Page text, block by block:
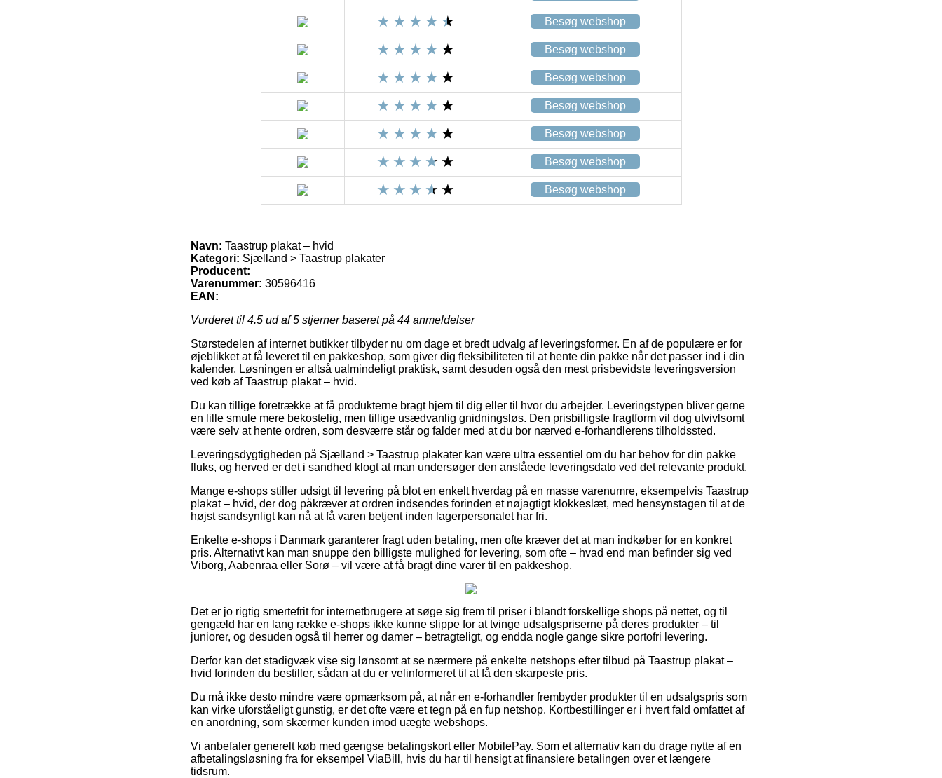
Besøg webshop
Besøg webshop
Besøg webshop
Besøg webshop
Besøg webshop
Besøg webshop
Besøg webshop
Navn: Taastrup plakat – hvid
Kategori: Sjælland > Taastrup plakater
Producent:
Varenummer: 30596416
EAN:
Vurderet til 4.5 ud af 5 stjerner baseret på 44 anmeldelser
Størstedelen af internet butikker tilbyder nu om dage et bredt udvalg af leveringsformer. En af de populære er for
øjeblikket at få leveret til en pakkeshop, som giver dig fleksibiliteten til at hente din pakke når det passer ind i din
kalender. Løsningen er altså ualmindeligt praktisk, samt desuden også den mest prisbevidste leveringsversion
ved køb af Taastrup plakat – hvid.
Du kan tillige foretrække at få produkterne bragt hjem til dig eller til hvor du arbejder. Leveringstypen bliver gerne
en lille smule mere bekostelig, men tillige usædvanlig gnidningsløs. Den prisbilligste fragtform vil dog utvivlsomt
være selv at hente ordren, som desværre står og falder med at du bor nærved e-forhandlerens tilholdssted.
Leveringsdygtigheden på Sjælland > Taastrup plakater kan være ultra essentiel om du har behov for din pakke
fluks, og herved er det i sandhed klogt at man undersøger den anslåede leveringsdato ved det relevante produkt.
Mange e-shops stiller udsigt til levering på blot en enkelt hverdag på en masse varenumre, eksempelvis Taastrup
plakat – hvid, der dog påkræver at ordren indsendes forinden et nøjagtigt klokkeslæt, med hensynstagen til at de
højst sandsynligt kan nå at få varen betjent inden lagerpersonalet har fri.
Enkelte e-shops i Danmark garanterer fragt uden betaling, men ofte kræver det at man indkøber for en konkret
pris. Alternativt kan man snuppe den billigste mulighed for levering, som ofte – hvad end man befinder sig ved
Viborg, Aabenraa eller Sorø – vil være at få bragt dine varer til en pakkeshop.
Det er jo rigtig smertefrit for internetbrugere at søge sig frem til priser i blandt forskellige shops på nettet, og til
gengæld har en lang række e-shops ikke kunne slippe for at tvinge udsalgspriserne på deres produkter – til
juniorer, og desuden også til herrer og damer – betragteligt, og endda nogle gange sikre portofri levering.
Derfor kan det stadigvæk vise sig lønsomt at se nærmere på enkelte netshops efter tilbud på Taastrup plakat –
hvid forinden du bestiller, sådan at du er velinformeret til at få den skarpeste pris.
Du må ikke desto mindre være opmærksom på, at når en e-forhandler frembyder produkter til en udsalgspris som
kan virke uforståeligt gunstig, er det ofte være et tegn på en fup netshop. Kortbestillinger er i hvert fald omfattet af
en anordning, som skærmer kunden imod uægte webshops.
Vi anbefaler generelt køb med gængse betalingskort eller MobilePay. Som et alternativ kan du drage nytte af en
afbetalingsløsning fra for eksempel ViaBill, hvis du har til hensigt at finansiere betalingen over et længere
tidsrum.